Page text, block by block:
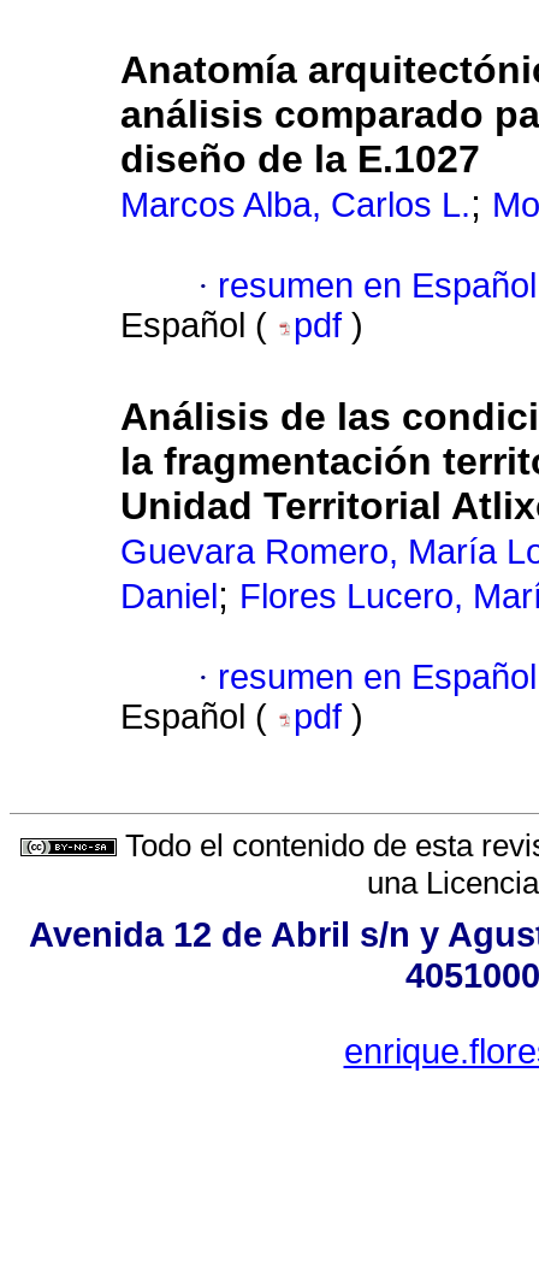
Anatomía
análisis comparado
diseño de la E.1027
Marcos Alba, Carlos L.;
· resumen en Español
Español (
pdf )
Análisis de las
la fragmentación
Unidad Territorial
Guevara Romero, María
Daniel ; Flores Lucero,
· resumen en Español
Español (
pdf )
Todo el contenido de esta
una
Avenida 12 de Abril s/n y